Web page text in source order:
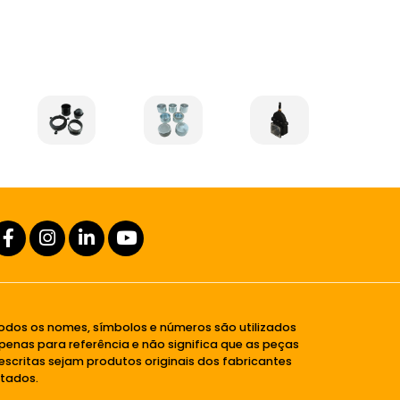
os nomes, símbolos e números são utilizados
para referência e não significa que as peças
sejam produtos originais dos fabricantes